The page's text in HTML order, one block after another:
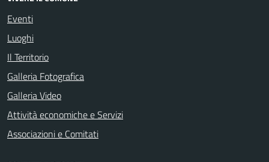
Eventi
Luoghi
Il Territorio
Galleria Fotografica
Galleria Video
Attività economiche e Servizi
Associazioni e Comitati